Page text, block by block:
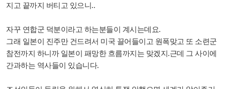
지고 끝까지 버티고 있으니..
자꾸 연합군 덕분이라고 하는분들이 계시는데요.
그래 일본이 진주만 건드려서 미국 끌어들이고 원폭맞고 또 소련군
참전까지 하니까 일본이 패망한 흐름까지는 맞겠지.근데 그 사이에
간과하는 역사들이 있습니다.